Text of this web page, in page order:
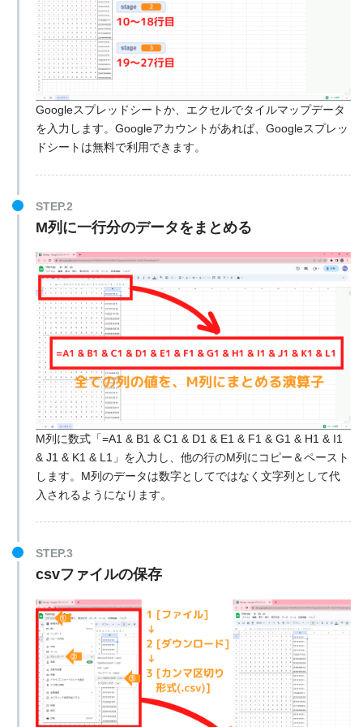
Googleスプレッドシートか、エクセルでタイルマップデータ
を入力します。Googleアカウントがあれば、Googleスプレッ
ドシートは無料で利用できます。
STEP.2
M列に一行分のデータをまとめる
M列に数式「=A1 & B1 & C1 & D1 & E1 & F1 & G1 & H1 & I1
& J1 & K1 & L1」を入力し、他の行のM列にコピー＆ペースト
します。M列のデータは数字としてではなく文字列として代
入されるようになります。
STEP.3
csvファイルの保存